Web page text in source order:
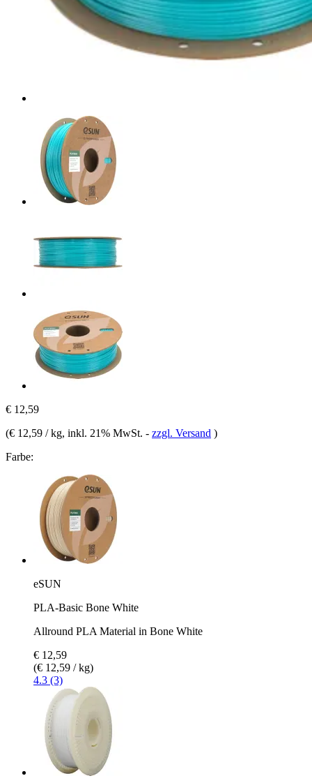
€ 12,59
(€ 12,59 / kg, inkl. 21% MwSt. - zzgl. Versand )
Farbe:
eSUN
PLA-Basic Bone White
Allround PLA Material in Bone White
€ 12,59
(€ 12,59 / kg)
4.3 (3)